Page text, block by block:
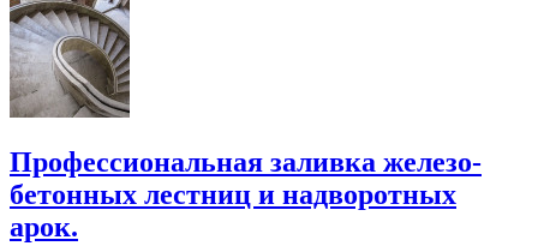
Профессиональная заливка железо-
бетонных лестниц и надворотных
арок.